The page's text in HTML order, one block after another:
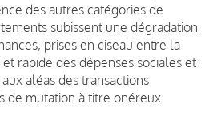
des autres catégories de
subissent une dégradation
prises en ciseau entre la
rapide des dépenses sociales et
aléas des transactions
de mutation à titre onéreux